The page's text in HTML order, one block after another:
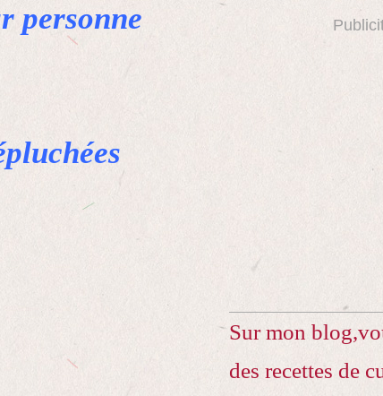
personne
Sur mon
des recettes de